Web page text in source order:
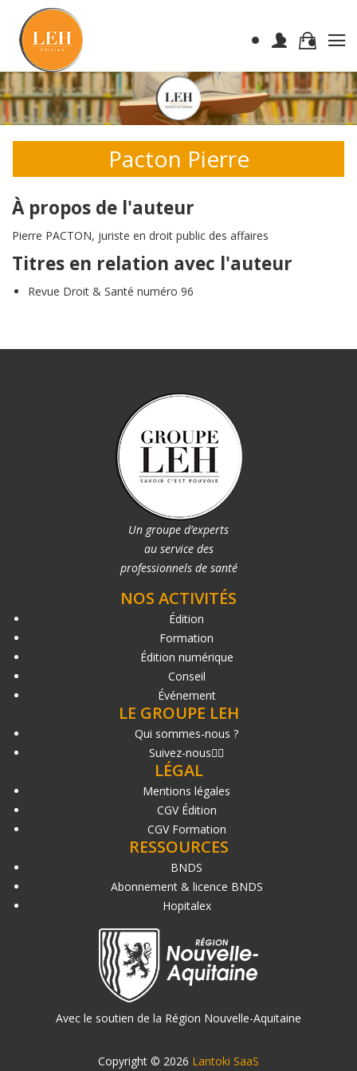
Pacton Pierre
À propos de l'auteur
Pierre PACTON, juriste en droit public des affaires
Titres en relation avec l'auteur
Revue Droit & Santé numéro 96
Un groupe d’experts
au service des
professionnels de santé
NOS ACTIVITÉS
Édition
Formation
Édition numérique
Conseil
Événement
LE GROUPE LEH
Qui sommes-nous ?
Suivez-nous
LÉGAL
Mentions légales
CGV Édition
CGV Formation
RESSOURCES
BNDS
Abonnement & licence BNDS
Hopitalex
Avec le soutien de la Région Nouvelle-Aquitaine
Copyright © 2026 Lantoki SaaS